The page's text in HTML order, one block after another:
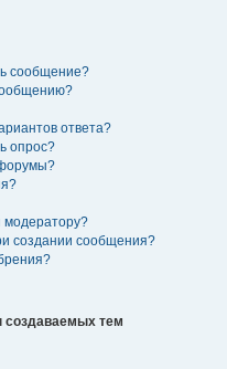
сообщение?
ответа?
опрос?
модератору?
создании сообщения?
создаваемых тем